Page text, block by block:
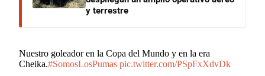
y terrestre
Nuestro goleador en la Copa del Mundo y en la era
Cheika.#SomosLosPumas pic.twitter.com/PSpFxXdvDk